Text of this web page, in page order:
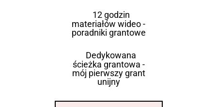
12 godzin
materiałów wideo -
poradniki grantowe
Dedykowana
ścieżka grantowa -
mój pierwszy grant
unijny